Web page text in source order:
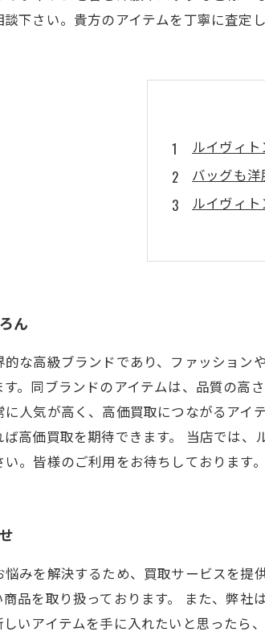
下さい。貴方のアイテムを丁寧に査定
ルイヴィ
バッグも
ルイヴィ
ブランド
夏のクリ
ん
な高級ブランドであり、ファッショ
。同ブランドのアイテムは、品質の高
人気が高く、高価買取につながるア
高価買取を期待できます。 当店では
。皆様のご利用をお待ちしております。
みを解決するため、買取サービスを
品を取り扱っております。 また、弊
いアイテムを手に入れたいと思ったら